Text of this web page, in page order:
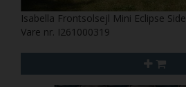
Isabella Frontsolsejl Mini Eclipse Side
Vare nr. I261000319